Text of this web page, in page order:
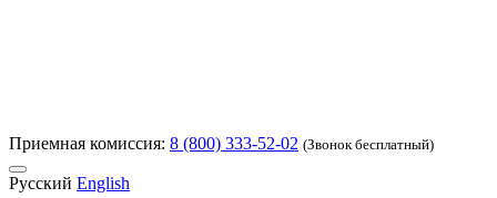
Приемная комиссия: 8 (800) 333-52-02 (Звонок бесплатный)
Русский English